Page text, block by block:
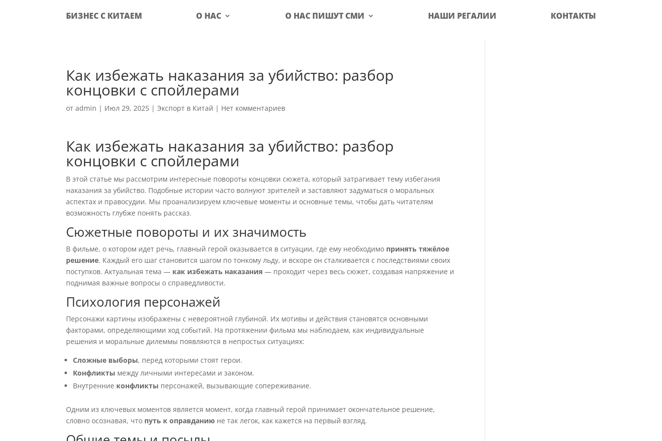
БИЗНЕС С КИТАЕМ О НАС О НАС ПИШУТ СМИ НАШИ РЕГАЛИИ КОНТАКТЫ
Как избежать наказания за убийство: разбор
концовки с спойлерами
отadmin | Июл 29, 2025 |Экспорт в Китай | Нет комментариев
Как избежать наказания за убийство: разбор
концовки с спойлерами
В этой статье мы рассмотрим интересные повороты концовки сюжета, который затрагивает тему избегания
наказания за убийство. Подобные истории часто волнуют зрителей и заставляют задуматься о моральных
аспектах и правосудии. Мы проанализируем ключевые моменты и основные темы, чтобы дать читателям
возможность глубже понять рассказ.
Сюжетные повороты и их значимость
В фильме, о котором идет речь, главный герой оказывается в ситуации, где ему необходимо принять тяжёлое
решение. Каждый его шаг становится шагом по тонкому льду, и вскоре он сталкивается с последствиями своих
поступков. Актуальная тема — как избежать наказания — проходит через весь сюжет, создавая напряжение и
поднимая важные вопросы о справедливости.
Психология персонажей
Персонажи картины изображены с невероятной глубиной. Их мотивы и действия становятся основными
факторами, определяющими ход событий. На протяжении фильма мы наблюдаем, как индивидуальные
решения и моральные дилеммы появляются в непростых ситуациях:
Сложные выборы, перед которыми стоят герои.
Конфликты между личными интересами и законом.
Внутренние конфликты персонажей, вызывающие сопереживание.
Одним из ключевых моментов является момент, когда главный герой принимает окончательное решение,
словно осознавая, что путь к оправданию не так легок, как кажется на первый взгляд.